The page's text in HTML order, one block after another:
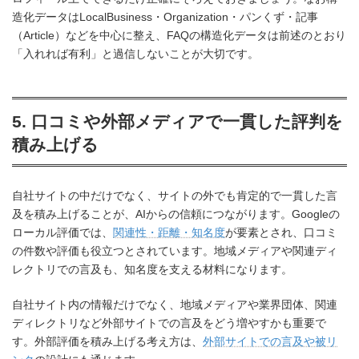
造化データはLocalBusiness・Organization・パンくず・記事
（Article）などを中心に整え、FAQの構造化データは前述のとおり
「入れれば有利」と過信しないことが大切です。
5. 口コミや外部メディアで一貫した評判を
積み上げる
自社サイトの中だけでなく、サイトの外でも肯定的で一貫した言
及を積み上げることが、AIからの信頼につながります。Googleの
ローカル評価では、 関連性・距離・知名度が要素とされ、口コミ
の件数や評価も役立つとされています。地域メディアや関連ディ
レクトリでの言及も、知名度を支える材料になります。
自社サイト内の情報だけでなく、地域メディアや業界団体、関連
ディレクトリなど外部サイトでの言及をどう増やすかも重要で
す。外部評価を積み上げる考え方は、 外部サイトでの言及や被リ